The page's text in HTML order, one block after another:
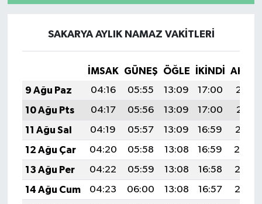
SAKARYA AYLIK NAMAZ VAKITLERI
İMSAK GÜNEŞ ÖĞLE İKINDI
9 Ağu Paz
04:16 05:55 13:09 17:00
20:13
10 Ağu Pts
04:17 05:56 13:09 17:00
20:11
11 Ağu Sal
04:19 05:57 13:09 16:59
20:10
12 Ağu Çar
04:20 05:58 13:08 16:59
20:09
13 Ağu Per
04:22 05:59 13:08 16:58
20:07
14 Ağu Cum
04:23 06:00 13:08 16:57
20:06